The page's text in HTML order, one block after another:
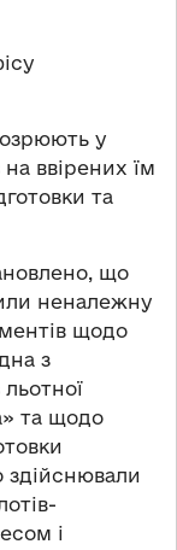
у
ввірених їм
та
що
неналежну
щодо
з
та щодо
здійснювали
і